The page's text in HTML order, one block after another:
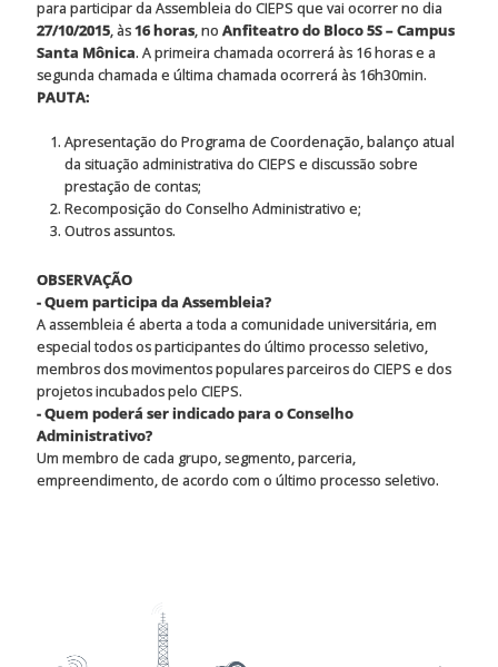
para participar da Assembleia do CIEPS que vai ocorrer no dia
27/10/2015, às16 horas, no Anfiteatro do Bloco 5S – Campus
Santa Mônica. A primeira chamada ocorrerá às 16 horas e a
segunda chamada e última chamada ocorrerá às 16h30min.
PAUTA:
Apresentação do Programa de Coordenação, balanço atual
da situação administrativa do CIEPS e discussão sobre
prestação de contas;
Recomposição do Conselho Administrativo e;
Outros assuntos.
OBSERVAÇÃO
- Quem participa da Assembleia?
A assembleia é aberta a toda a comunidade universitária, em
especial todos os participantes do último processo seletivo,
membros dos movimentos populares parceiros do CIEPS e dos
projetos incubados pelo CIEPS.
- Quem poderá ser indicado para o Conselho
Administrativo?
Um membro de cada grupo, segmento, parceria,
empreendimento, de acordo com o último processo seletivo.